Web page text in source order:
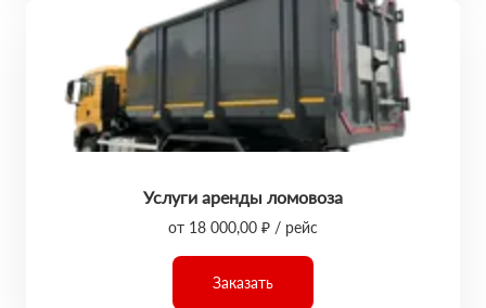
Услуги аренды ломовоза
от 18 000,00 ₽ / рейс
Заказать